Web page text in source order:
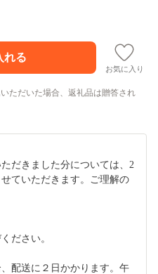
お気に入り
ただいた場合、返礼品は贈答され
だきました分については、2
ていただきます。ご理解の
ださい。
配送に２日かかります。午